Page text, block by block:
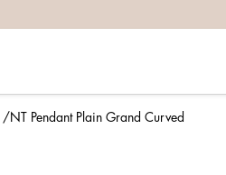
NT Pendant Plain Grand Curved